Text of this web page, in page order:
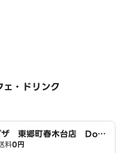
・ドリンク
ザ 東郷町春木台店 Domi
料0円